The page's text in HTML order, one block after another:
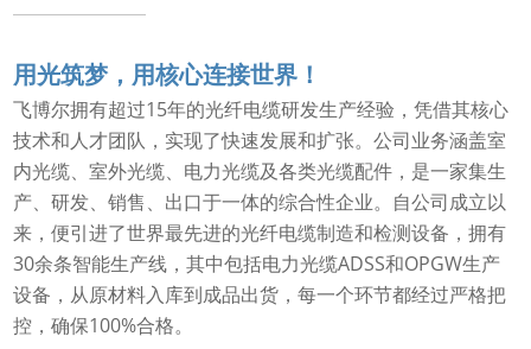
用光筑梦，用核心连接世界！
飞博尔拥有超过15年的光纤电缆研发生产经验，凭借其核心
技术和人才团队，实现了快速发展和扩张。公司业务涵盖室
内光缆、室外光缆、电力光缆及各类光缆配件，是一家集生
产、研发、销售、出口于一体的综合性企业。自公司成立以
来，便引进了世界最先进的光纤电缆制造和检测设备，拥有
30余条智能生产线，其中包括电力光缆ADSS和OPGW生产
设备，从原材料入库到成品出货，每一个环节都经过严格把
控，确保100%合格。